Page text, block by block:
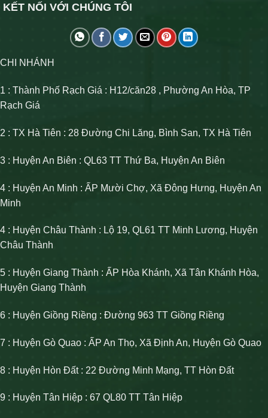
KẾT NỐI VỚI CHÚNG TÔI
CHI NHÁNH
1 : Thành Phố Rạch Giá : H12/căn28 , Phường An Hòa, TP
Rạch Giá
2 : TX Hà Tiên : 28 Đường Chi Lăng, Bình San, TX Hà Tiên
3 : Huyện An Biên : QL63 TT Thứ Ba, Huyện An Biên
4 : Huyện An Minh : ẤP Mười Chợ, Xã Đông Hưng, Huyện An
Minh
4 : Huyện Châu Thành : Lộ 19, QL61 TT Minh Lương, Huyện
Châu Thành
5 : Huyện Giang Thành : ẤP Hòa Khánh, Xã Tân Khánh Hòa,
Huyện Giang Thành
6 : Huyện Giồng Riềng : Đường 963 TT Giồng Riềng
7 : Huyện Gò Quao : ẤP An Thọ, Xã Định An, Huyện Gò Quao
8 : Huyện Hòn Đất : 22 Đường Minh Mạng, TT Hòn Đất
9 : Huyện Tân Hiệp : 67 QL80 TT Tân Hiệp